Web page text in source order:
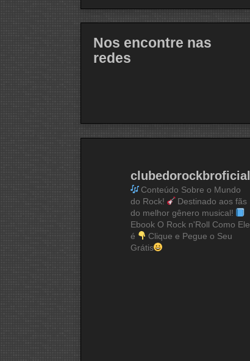
Nos encontre nas
redes
clubedorockbroficial
Conteúdo Sobre o Mundo
do Rock!
Destinado aos fãs
do melhor gênero musical!
Ebook O Rock n'Roll Como Ele
é
Clique e Pegue o Seu
Grátis